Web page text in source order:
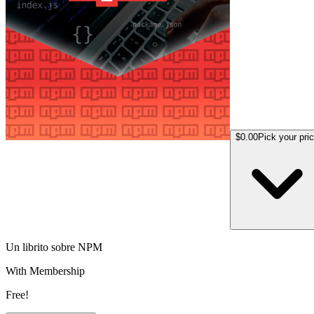
$0.00Pick your
Un librito sobre NPM
With Membership
Free!